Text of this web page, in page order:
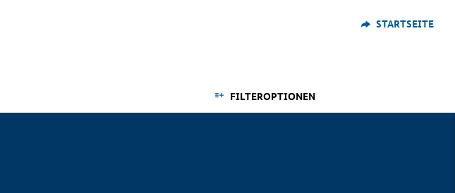
STARTSEITE
FILTEROPTIONEN